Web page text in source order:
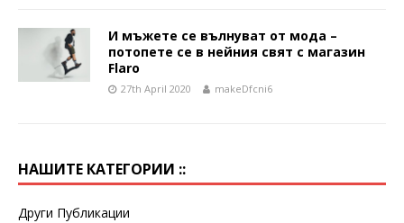
И мъжете се вълнуват от мода –
потопете се в нейния свят с магазин
Flaro
27th April 2020 makeDfcni6
НАШИТЕ КАТЕГОРИИ ::
Други Публикации